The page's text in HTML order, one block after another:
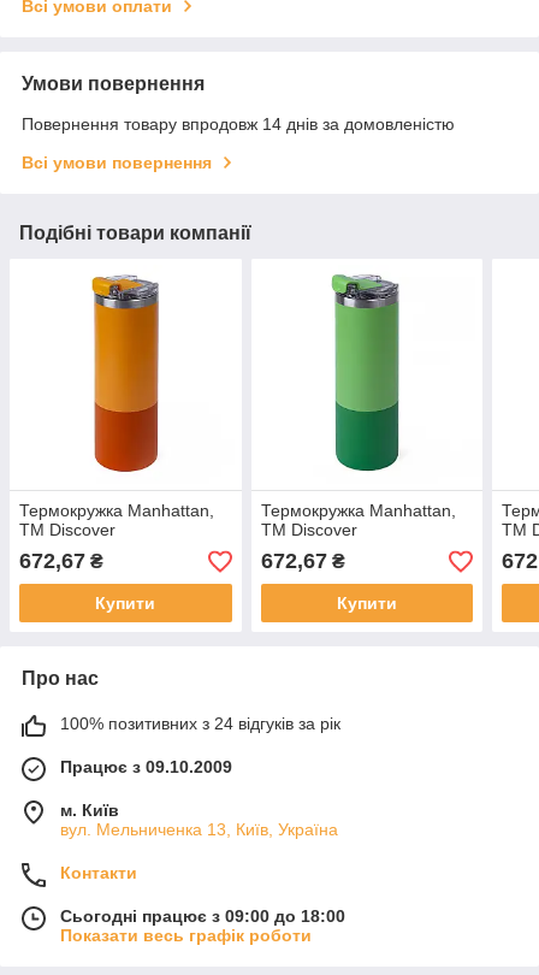
Всі умови оплати
Умови повернення
Повернення товару впродовж 14 днів за домовленістю
Всі умови повернення
Подібні товари компанії
Термокружка Manhattan,
ТМ Discover
672,67 ₴
Купити
Термокружка Manhattan,
ТМ Discover
672,67₴
Купити
ТМ
Про нас
100% позитивних з 24 відгуків за рік
Працює з 09.10.2009
м. Київ
вул. Мельниченка 13, Київ, Україна
Контакти
Сьогодні працює з 09:00 до 18:00
Показати весь графік роботи